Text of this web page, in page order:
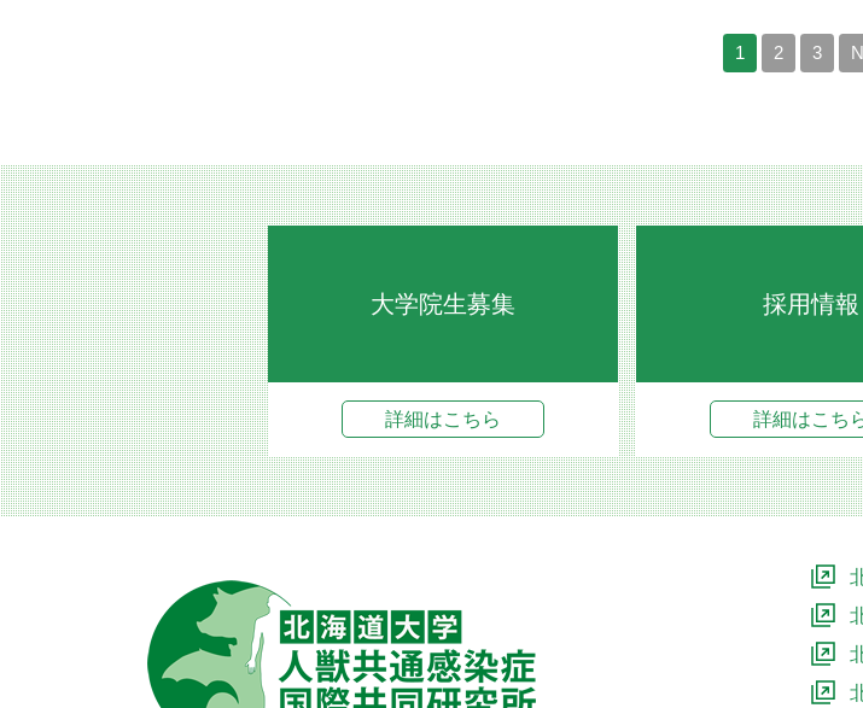
1 2 3
大学院生募集
詳細はこちら
採用情報
詳細はこち